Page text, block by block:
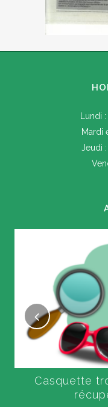
Lundi
Mardi
Jeudi
Casquette